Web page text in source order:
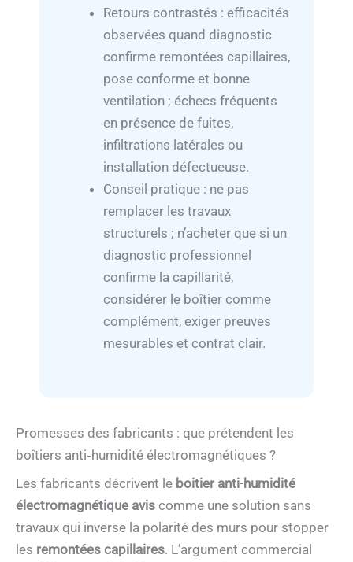
Retours contrastés : efficacités
observées quand diagnostic
confirme remontées capillaires,
pose conforme et bonne
ventilation ; échecs fréquents
en présence de fuites,
infiltrations latérales ou
installation défectueuse.
Conseil pratique : ne pas
remplacer les travaux
structurels ; n’acheter que si un
diagnostic professionnel
confirme la capillarité,
considérer le boîtier comme
complément, exiger preuves
mesurables et contrat clair.
Promesses des fabricants : que prétendent les
boîtiers anti‑humidité électromagnétiques ?
Les fabricants décrivent le boitier anti-humidité
électromagnétique avis comme une solution sans
travaux qui inverse la polarité des murs pour stopper
les remontées capillaires. L’argument commercial